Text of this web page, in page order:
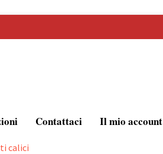
Contattaci Il mio account
calici